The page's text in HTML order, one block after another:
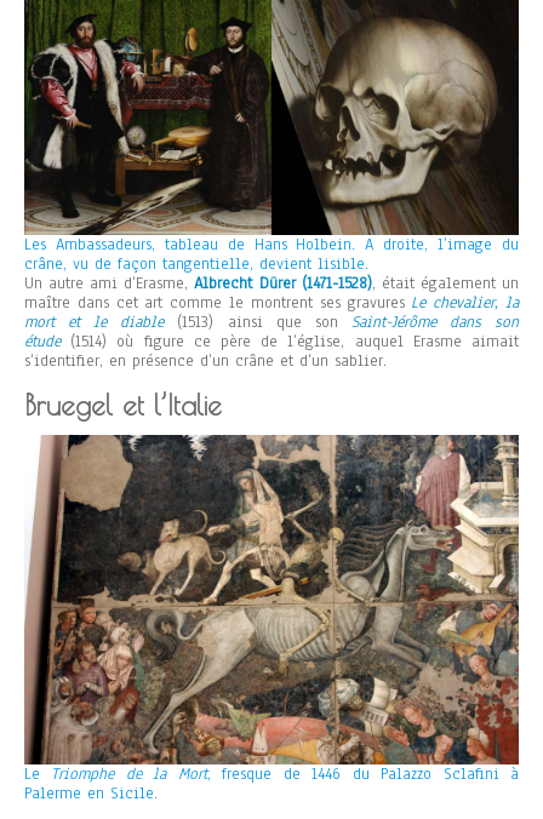
Les Ambassadeurs, tableau de Hans Holbein. A droite, l’image du
crâne, vu de façon tangentielle, devient lisible.
Un autre ami d’Erasme,Albrecht Dürer (1471-1528), était également un
maître dans cet art comme le montrent ses gravures Le chevalier, la
mort et le diable(1513) ainsi que son Saint-Jérôme dans son
étude (1514) où figure ce père de l’église, auquel Erasme aimait
s’identifier, en présence d’un crâne et d’un sablier.
Bruegel et l’Italie
Le Triomphe de la Mort, fresque de 1446 du Palazzo Sclafini à
Palerme en Sicile.